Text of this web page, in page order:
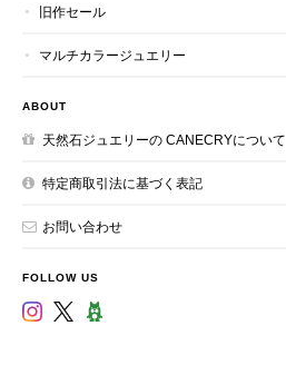
旧作セール
マルチカラージュエリー
ABOUT
天然石ジュエリーの CANECRYについて
特定商取引法に基づく表記
お問い合わせ
FOLLOW US